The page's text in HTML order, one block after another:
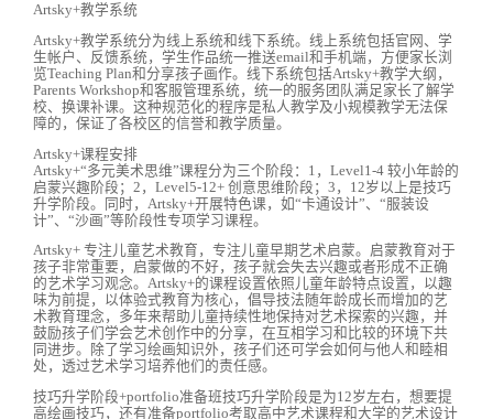
Artsky+教学系统
Artsky+教学系统分为线上系统和线下系统。线上系统包括官网、学
生帐户、反馈系统，学生作品统一推送email和手机端，方便家长浏
览Teaching Plan和分享孩子画作。线下系统包括Artsky+教学大纲，
Parents Workshop和客服管理系统，统一的服务团队满足家长了解学
校、换课补课。这种规范化的程序是私人教学及小规模教学无法保
障的，保证了各校区的信誉和教学质量。
Artsky+课程安排
Artsky+“多元美术思维”课程分为三个阶段：1，Level1-4 较小年龄的
启蒙兴趣阶段；2，Level5-12+ 创意思维阶段；3，12岁以上是技巧
升学阶段。同时，Artsky+开展特色课，如“卡通设计”、“服装设
计”、“沙画”等阶段性专项学习课程。
Artsky+ 专注儿童艺术教育，专注儿童早期艺术启蒙。启蒙教育对于
孩子非常重要，启蒙做的不好，孩子就会失去兴趣或者形成不正确
的艺术学习观念。Artsky+的课程设置依照儿童年龄特点设置，以趣
味为前提，以体验式教育为核心，倡导技法随年龄成长而增加的艺
术教育理念，多年来帮助儿童持续性地保持对艺术探索的兴趣，并
鼓励孩子们学会艺术创作中的分享，在互相学习和比较的环境下共
同进步。除了学习绘画知识外，孩子们还可学会如何与他人和睦相
处，透过艺术学习培养他们的责任感。
技巧升学阶段+portfolio准备班技巧升学阶段是为12岁左右，想要提
高绘画技巧，还有准备portfolio考取高中艺术课程和大学的艺术设计